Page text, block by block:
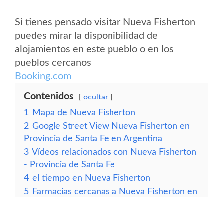
Si tienes pensado visitar Nueva Fisherton
puedes mirar la disponibilidad de
alojamientos en este pueblo o en los
pueblos cercanos
Booking.com
Contenidos ocultar
1
Mapa de Nueva Fisherton
2 Google Street View Nueva Fisherton en
Provincia de Santa Fe en Argentina
3 Vídeos relacionados con Nueva Fisherton
- Provincia de Santa Fe
4 el tiempo en Nueva Fisherton
5 Farmacias cercanas a Nueva Fisherton en